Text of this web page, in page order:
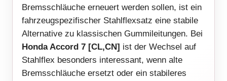
Bremsschläuche erneuert werden sollen, ist ein
fahrzeugspezifischer Stahlflexsatz eine stabile
Alternative zu klassischen Gummileitungen. Bei
Honda Accord 7 [CL,CN] ist der Wechsel auf
Stahlflex besonders interessant, wenn alte
Bremsschläuche ersetzt oder ein stabileres